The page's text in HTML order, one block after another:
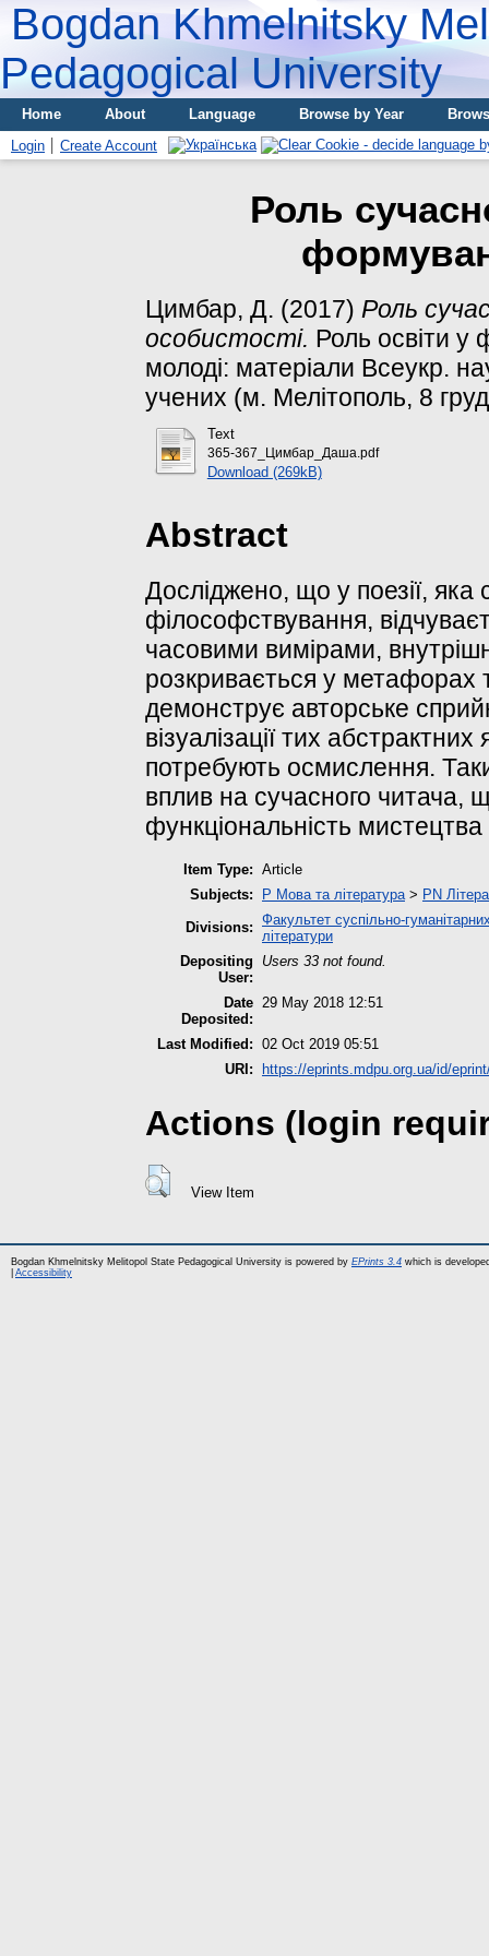
Bogdan Khmelnitsky
Pedagogical University
Home About Language Browse by Year
Login
Create Account
Роль
Цимбар, Д. (2017) Роль
особистості. Роль освіти у
молоді: матеріали Всеукр.
учених (м. Мелітополь, 8
Text
365-367_Цимбар_Даша.pdf
Download (269kB)
Abstract
Досліджено, що у поезії, яка
філософствування,
часовими вимірами,
розкривається у метафорах
демонструє авторське
візуалізації тих
потребують осмислення.
вплив на сучасного читача,
функціональність
Item Type: Article
Subjects:
P Мова та література> PN
Divisions: Факультет суспільно-
літератури
Depositing
User:
Users 33 not found.
Date
Deposited:
29 May 2018 12:51
Last Modified: 02 Oct 2019 05:51
URI:
https://eprints.mdpu.org.ua/id/
Actions (login
View Item
Bogdan Khmelnitsky Melitopol State Pedagogical University is powered by EPrints 3.4 which is
Accessibility